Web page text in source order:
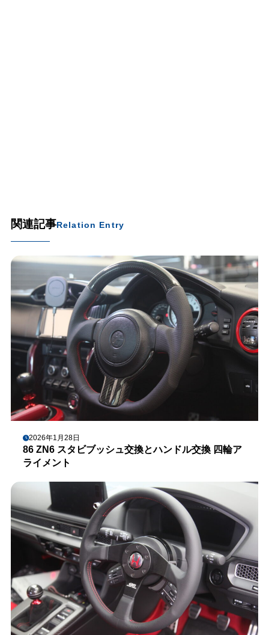
関連記事Relation Entry
2026年1月28日
86 ZN6 スタビブッシュ交換とハンドル交換 四輪ア
ライメント